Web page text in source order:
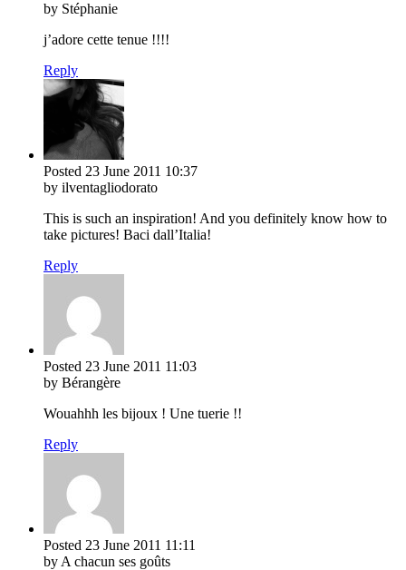
by Stéphanie
j’adore cette tenue !!!!
Reply
Posted 23 June 2011 10:37
by ilventagliodorato
This is such an inspiration! And you definitely know how to
take pictures! Baci dall’Italia!
Reply
Posted 23 June 2011 11:03
by Bérangère
Wouahhh les bijoux ! Une tuerie !!
Reply
Posted 23 June 2011 11:11
by A chacun ses goûts